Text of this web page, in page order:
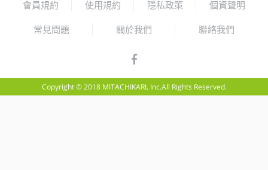
會員規約 使用規約 隱私政策 個資聲明
常見問題 關於我們 聯絡我們
Copyright © 2018 MITACHIKARI, Inc.All Rights Reserved.